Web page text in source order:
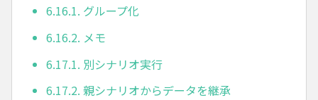
6.16.1. グループ化
6.16.2. メモ
6.17.1. 別シナリオ実行
6.17.2. 親シナリオからデータを継承